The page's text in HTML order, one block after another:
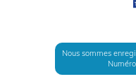
Nous sommes